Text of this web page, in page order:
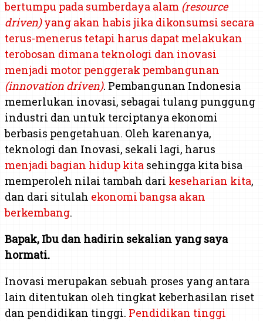
bertumpu pada sumberdaya alam (resource
driven)yang akan habis jika dikonsumsi secara
terus-menerus tetapi harus dapat melakukan
terobosan dimana teknologi dan inovasi
menjadi motor penggerak pembangunan
(innovation driven). Pembangunan Indonesia
memerlukan inovasi, sebagai tulang punggung
industri dan untuk terciptanya ekonomi
berbasis pengetahuan. Oleh karenanya,
teknologi dan Inovasi, sekali lagi, harus
menjadi bagian hidup kita sehingga kita bisa
memperoleh nilai tambah dari keseharian kita,
dan dari situlah ekonomi bangsa akan
berkembang.
Bapak, Ibu dan hadirin sekalian yang saya
hormati.
Inovasi merupakan sebuah proses yang antara
lain ditentukan oleh tingkat keberhasilan riset
dan pendidikan tinggi. Pendidikan tinggi